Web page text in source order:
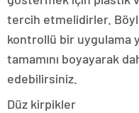
tercih etmelidirler.
kontrollü bir uygulama
tamamını boyayarak
edebilirsiniz.
Düz kirpikler